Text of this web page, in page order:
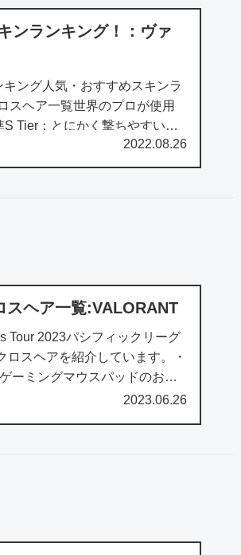
ンランキング！：ヴァ
ング人気・おすすめスキンラ
スヘア一覧世界のプロが使用
Tier：とにかく撃ちやすい。
2022.08.26
ヘア一覧:VALORANT
Tour 2023パシフィックリーグ
スヘアを紹介しています。・
ーミングマウスパッドのおす
2023.06.26